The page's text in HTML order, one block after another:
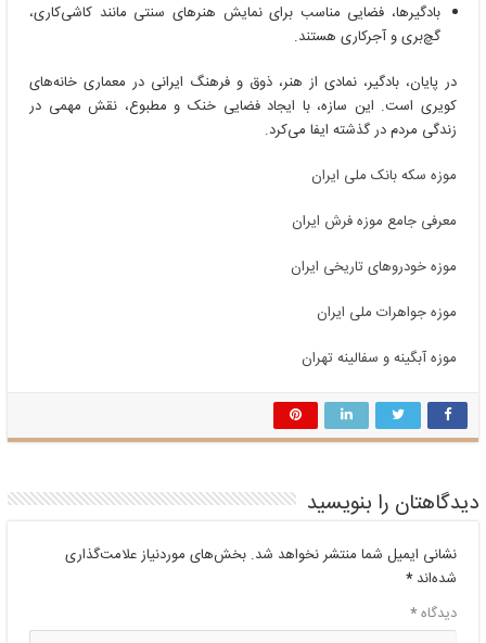
بادگیرها، فضایی مناسب برای نمایش هنرهای سنتی مانند کاشی‌کاری،
گچ‌بری و آجرکاری هستند.
در پایان، بادگیر، نمادی از هنر، ذوق و فرهنگ ایرانی در معماری خانه‌های
کویری است. این سازه، با ایجاد فضایی خنک و مطبوع، نقش مهمی در
زندگی مردم در گذشته ایفا می‌کرد.
موزه سکه بانک ملی ایران
معرفی جامع موزه فرش ایران
موزه خودروهای تاریخی ایران
موزه جواهرات ملی ایران
موزه آبگینه و سفالینه تهران
دیدگاهتان را بنویسید
نشانی ایمیل شما منتشر نخواهد شد. بخش‌های موردنیاز علامت‌گذاری
شده‌اند*
دیدگاه*